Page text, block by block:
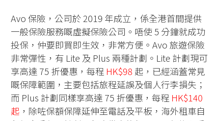
Avo 保險，公司於 2019 年成立，係全港首間提供
一般保險服務嘅虛擬保險公司。唔使 5 分鐘就成功
投保，仲要即買即生效，非常方便。Avo 旅遊保險
非常彈性，有 Lite 及 Plus 兩種計劃。Lite 計劃現可
享高達 75 折優惠，每程 HK$98 起，已經涵蓋常見
嘅保障範圍，主要包括旅程延誤及個人行李損失；
而 Plus 計劃同樣享高達 75 折優惠，每程 HK$140
起 ，除咗保額保障延伸至電話及平板，海外租車自